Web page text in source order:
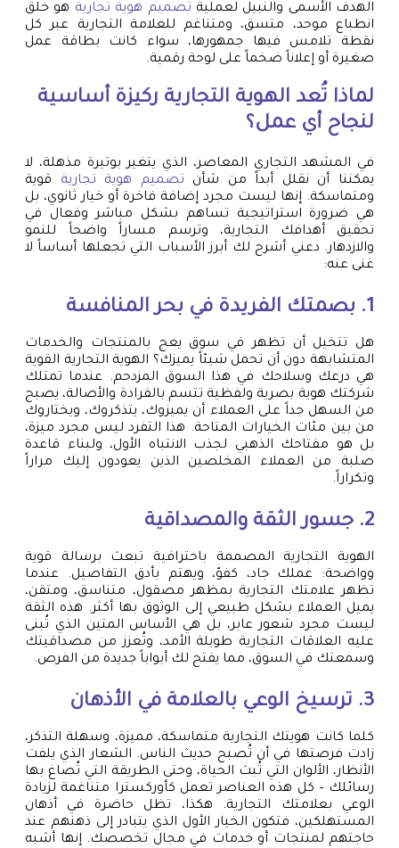
الهدف الأسمى والنبيل لعملية تصميم هوية تجارية هو خلق
انطباع موحد، متسق، ومتناغم للعلامة التجارية عبر كل
نقطة تلامس فيها جمهورها، سواء كانت بطاقة عمل
صغيرة أو إعلاناً ضخماً على لوحة رقمية.
لماذا تُعد الهوية التجارية ركيزة أساسية
لنجاح أي عمل؟
في المشهد التجاري المعاصر، الذي يتغير بوتيرة مذهلة، لا
يمكننا أن نقلل أبداً من شأن تصميم هوية تجارية قوية
ومتماسكة. إنها ليست مجرد إضافة فاخرة أو خيار ثانوي، بل
هي ضرورة استراتيجية تساهم بشكل مباشر وفعال في
تحقيق أهدافك التجارية، وترسم مساراً واضحاً للنمو
والازدهار. دعني أشرح لك أبرز الأسباب التي تجعلها أساساً لا
غنى عنه:
1. بصمتك الفريدة في بحر المنافسة
هل تتخيل أن تظهر في سوق يعج بالمنتجات والخدمات
المتشابهة دون أن تحمل شيئاً يميزك؟ الهوية التجارية القوية
هي درعك وسلاحك في هذا السوق المزدحم. عندما تمتلك
شركتك هوية بصرية ولفظية تتسم بالفرادة والأصالة، يصبح
من السهل جداً على العملاء أن يميزوك، يتذكروك، ويختاروك
من بين مئات الخيارات المتاحة. هذا التفرد ليس مجرد ميزة،
بل هو مفتاحك الذهبي لجذب الانتباه الأول، ولبناء قاعدة
صلبة من العملاء المخلصين الذين يعودون إليك مراراً
وتكراراً.
2. جسور الثقة والمصداقية
الهوية التجارية المصممة باحترافية تبعث برسالة قوية
وواضحة: عملك جاد، كفؤ، ويهتم بأدق التفاصيل. عندما
تظهر علامتك التجارية بمظهر مصقول، متناسق، ومتقن،
يميل العملاء بشكل طبيعي إلى الوثوق بها أكثر. هذه الثقة
ليست مجرد شعور عابر، بل هي الأساس المتين الذي تُبنى
عليه العلاقات التجارية طويلة الأمد، وتُعزز من مصداقيتك
وسمعتك في السوق، مما يفتح لك أبواباً جديدة من الفرص.
3. ترسيخ الوعي بالعلامة في الأذهان
كلما كانت هويتك التجارية متماسكة، مميزة، وسهلة التذكر،
زادت فرصتها في أن تُصبح حديث الناس. الشعار الذي يلفت
الأنظار، الألوان التي تُبث الحياة، وحتى الطريقة التي تُصاغ بها
رسائلك – كل هذه العناصر تعمل كأوركسترا متناغمة لزيادة
الوعي بعلامتك التجارية. هكذا، تظل حاضرة في أذهان
المستهلكين، فتكون الخيار الأول الذي يتبادر إلى ذهنهم عند
حاجتهم لمنتجات أو خدمات في مجال تخصصك. إنها أشبه